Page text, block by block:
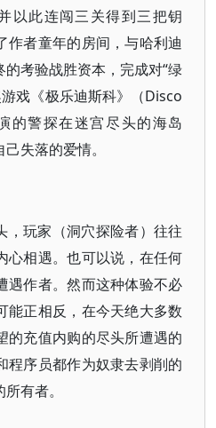
以此连闯三关得到三把钥
作者童年的房间，与哈利迪
考验战胜资本，完成对“绿
戏《极乐迪斯科》（Disco
的警探在迷宫尽头的海岛
失落的爱情。
，玩家（洞穴探险者）往往
心相遇。也可以说，在任何
遇作者。然而这种体验不必
能正相反，在今天绝大多数
的充值内购的尽头所遭遇的
程序员都作为奴隶去剥削的
有者。